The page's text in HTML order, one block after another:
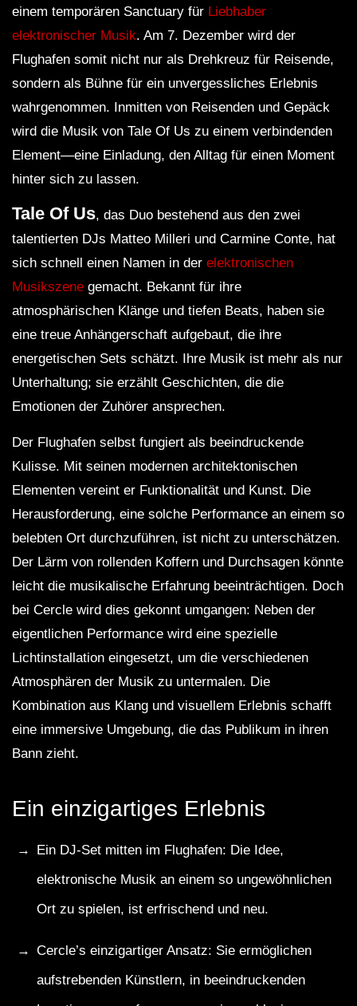
einem temporären Sanctuary für Liebhaber
elektronischer Musik. Am 7. Dezember wird der
Flughafen somit nicht nur als Drehkreuz für Reisende,
sondern als Bühne für ein unvergessliches Erlebnis
wahrgenommen. Inmitten von Reisenden und Gepäck
wird die Musik von Tale Of Us zu einem verbindenden
Element—eine Einladung, den Alltag für einen Moment
hinter sich zu lassen.
Tale Of Us, das Duo bestehend aus den zwei
talentierten DJs Matteo Milleri und Carmine Conte, hat
sich schnell einen Namen in der elektronischen
Musikszene gemacht. Bekannt für ihre
atmosphärischen Klänge und tiefen Beats, haben sie
eine treue Anhängerschaft aufgebaut, die ihre
energetischen Sets schätzt. Ihre Musik ist mehr als nur
Unterhaltung; sie erzählt Geschichten, die die
Emotionen der Zuhörer ansprechen.
Der Flughafen selbst fungiert als beeindruckende
Kulisse. Mit seinen modernen architektonischen
Elementen vereint er Funktionalität und Kunst. Die
Herausforderung, eine solche Performance an einem so
belebten Ort durchzuführen, ist nicht zu unterschätzen.
Der Lärm von rollenden Koffern und Durchsagen könnte
leicht die musikalische Erfahrung beeinträchtigen. Doch
bei Cercle wird dies gekonnt umgangen: Neben der
eigentlichen Performance wird eine spezielle
Lichtinstallation eingesetzt, um die verschiedenen
Atmosphären der Musik zu untermalen. Die
Kombination aus Klang und visuellem Erlebnis schafft
eine immersive Umgebung, die das Publikum in ihren
Bann zieht.
Ein einzigartiges Erlebnis
Ein DJ-Set mitten im Flughafen: Die Idee,
elektronische Musik an einem so ungewöhnlichen
Ort zu spielen, ist erfrischend und neu.
Cercle’s einzigartiger Ansatz: Sie ermöglichen
aufstrebenden Künstlern, in beeindruckenden